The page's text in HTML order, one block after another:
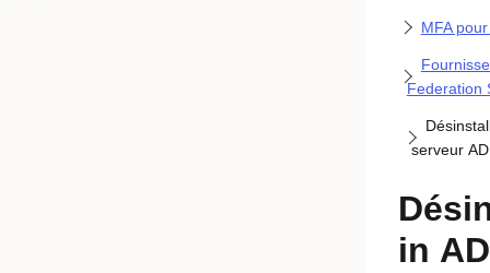
MFA
Federation
serveur
in